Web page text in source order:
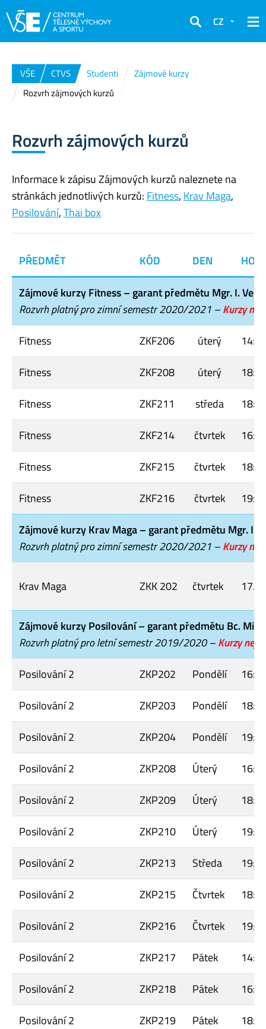
Hledat
CZ
VŠE CTVS Studenti
Zájmové kurzy
Rozvrh zájmových kurzů
Rozvrh zájmových kurzů
Informace k zápisu Zájmových kurzů naleznete na
stránkách jednotlivých kurzů: Fitness, Krav Maga,
Posilování,Thai box
PŘEDMĚT KÓD DEN
Zájmové kurzy Fitness – garant předmětu Mgr. I.
Rozvrh platný pro zimní semestr 2020/2021 –Kurzy
Fitness
ZKF206 úterý
Fitness
ZKF208 úterý
Fitness
ZKF211 středa
Fitness
ZKF214 čtvrtek
Fitness
ZKF215 čtvrtek
Fitness
ZKF216 čtvrtek
Zájmové kurzy Krav Maga – garant předmětu Mgr. I.
Rozvrh platný pro zimní semestr 2020/2021 –Kurzy
Krav Maga ZKK 202 čtvrtek
Zájmové kurzy Posilování – garant předmětu Bc.
Rozvrh platný pro letní semestr 2019/2020 –Kurzy
Posilování 2
ZKP202 Pondělí
Posilování 2
ZKP203 Pondělí
Posilování 2
ZKP204 Pondělí
Posilování 2
ZKP208 Úterý
Posilování 2
ZKP209 Úterý
Posilování 2
ZKP210 Úterý
Posilování 2
ZKP213 Středa
Posilování 2
ZKP215 Čtvrtek
Posilování 2
ZKP216 Čtvrtek
Posilování 2
ZKP217 Pátek
Posilování 2
ZKP218 Pátek
Posilování 2
ZKP219 Pátek